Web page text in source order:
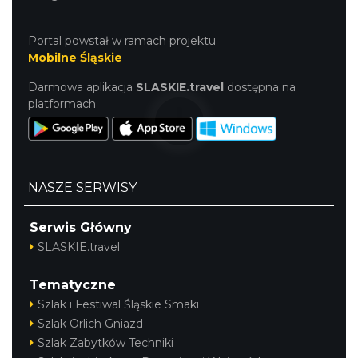
Cieszyn
0.41 km
0.41 km
Portal powstał w ramach projektu
Mobilne Śląskie
Darmowa aplikacja SLASKIE.travel dostępna na
platformach
NASZE SERWISY
Serwis Główny
SLASKIE.travel
Tematyczne
Szlak i Festiwal Śląskie Smaki
Szlak Orlich Gniazd
Szlak Zabytków Techniki